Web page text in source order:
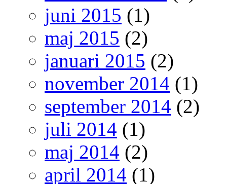
juni 2015 (1)
maj 2015 (2)
januari 2015 (2)
november 2014 (1)
september 2014 (2)
juli 2014 (1)
maj 2014 (2)
april 2014 (1)